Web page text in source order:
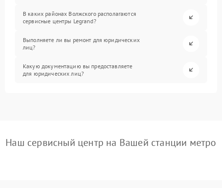
В каких районах Волжского располагаются
сервисные центры Legrand?
Выполняете ли вы ремонт для юридических
лиц?
Какую документацию вы предоставляете
для юридических лиц?
Наш сервисный центр на Вашей станции метро